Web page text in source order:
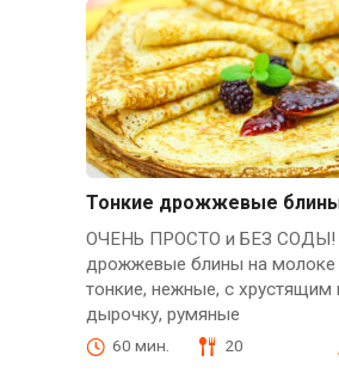
Тонкие дрожжевые
ОЧЕНЬ ПРОСТО и БЕЗ СОДЫ!
дрожжевые блины на молоке
тонкие, нежные, с хрустящим
дырочку, румяные
60 мин. 20